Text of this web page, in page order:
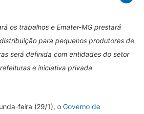
os trabalhos e Emater-MG prestará
para pequenos produtores de
será definida com entidades do setor
e iniciativa privada
feira (29/1), o Governo de